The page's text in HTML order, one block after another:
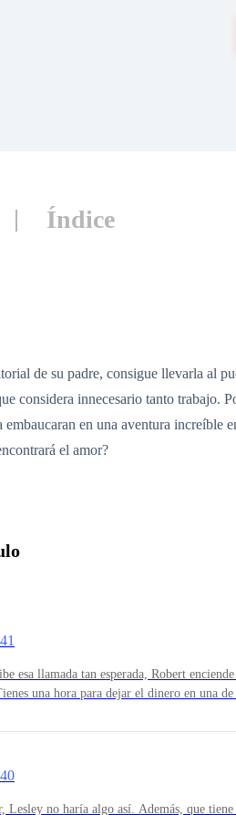
Índice
de su padre, consigue llevarla al
considera innecesario tanto trabajo.
en una aventura increíble
el amor?
esa llamada tan esperada, Robert
una hora para dejar el dinero en una de
Lesley no haría algo así. Además, que